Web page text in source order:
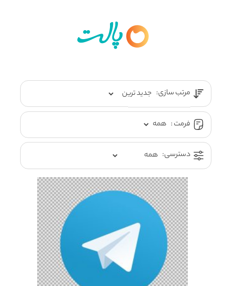
مرتب سازی:
فرمت :
دسترسی: